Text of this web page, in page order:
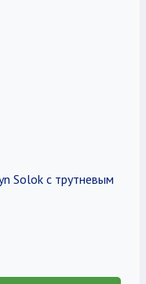
Solok с трутневым